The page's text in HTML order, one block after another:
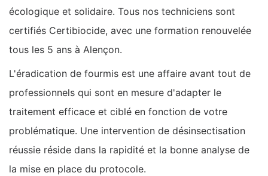
écologique et solidaire. Tous nos techniciens sont
certifiés Certibiocide, avec une formation renouvelée
tous les 5 ans à Alençon.
L'éradication de fourmis est une affaire avant tout de
professionnels qui sont en mesure d'adapter le
traitement efficace et ciblé en fonction de votre
problématique. Une intervention de désinsectisation
réussie réside dans la rapidité et la bonne analyse de
la mise en place du protocole.